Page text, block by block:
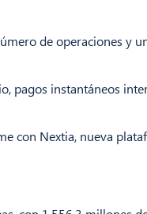
de operaciones
pagos instantáneos
con Nextia, nueva